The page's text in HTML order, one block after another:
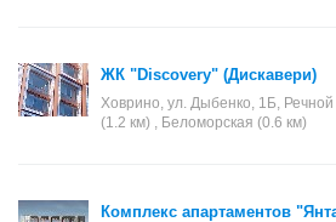
ЖК "Discovery" (Дискавери)
Ховрино, ул. Дыбенко, 1Б, Речной
(1.2 км) , Беломорская (0.6 км)
Комплекс апартаментов